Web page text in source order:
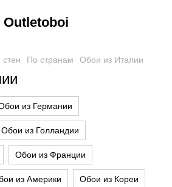
Outletoboi
По странам Обои из Италии
из Германии
Обои из Голландии
Обои из Франции
из Америки Обои из Кореи